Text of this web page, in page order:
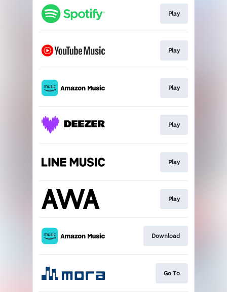
Play
Play
Play
Play
Play
Play
Download
Go To